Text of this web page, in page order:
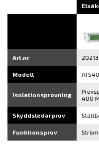
Art.nr
Modell
Isolationsprovning
400
Skyddsledarprov
Funktionsprov